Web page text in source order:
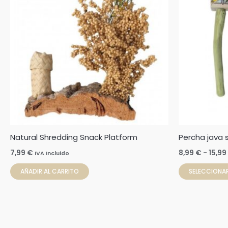
Natural Shredding Snack Platform
7,99 € IVA Incluido
AÑADIR AL CARRITO
Percha java
8,99 € - 15,99